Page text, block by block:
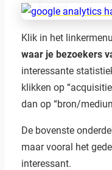
Klik in het linkermenu
waar je bezoekers
interessante
klikken op
dan op “bron/
De bovenste
maar vooral het
interessant.